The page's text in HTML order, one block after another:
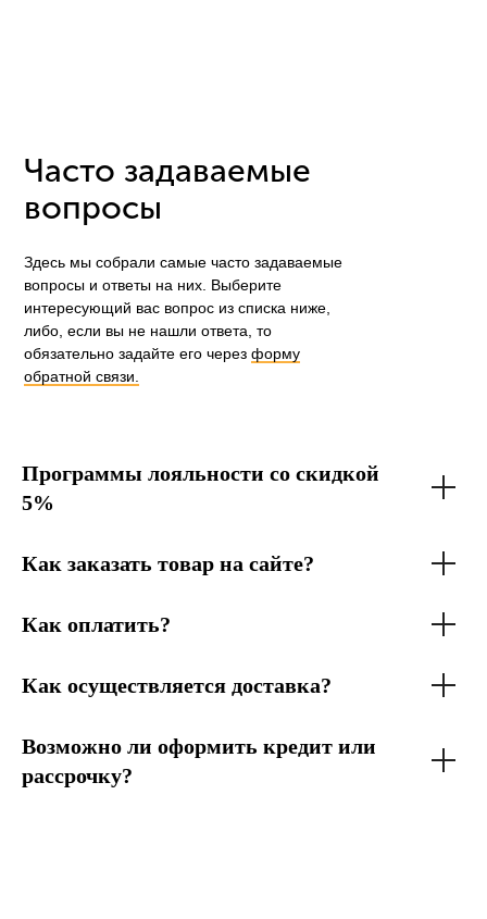
Часто задаваемые
вопросы
Здесь мы собрали самые часто задаваемые
вопросы и ответы на них. Выберите
интересующий вас вопрос из списка ниже,
либо, если вы не нашли ответа, то
обязательно задайте его черезформу
обратной связи.
Программы лояльности со скидкой
5%
Как заказать товар на сайте?
Как оплатить?
Как осуществляется доставка?
Возможно ли оформить кредит или
рассрочку?